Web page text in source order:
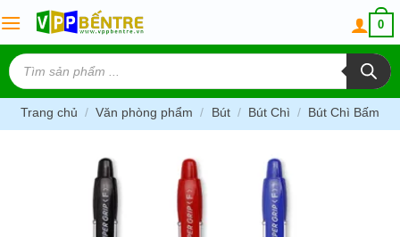
to
content
0
Tìm
kiếm
sản
phẩm
Trang chủ / Văn phòng phẩm / Bút / Bút Chì / Bút Chì Bấm